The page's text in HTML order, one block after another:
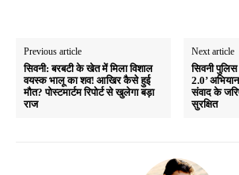
Previous article
सिवनी: बरबटी के खेत में मिला विशाल
वयस्क भालू का शव! आखिर कैसे हुई
मौत? पोस्टमार्टम रिपोर्ट से खुलेगा बड़ा
राज
Next article
सिवनी
2.0’
संवाद के
सुरक्षित